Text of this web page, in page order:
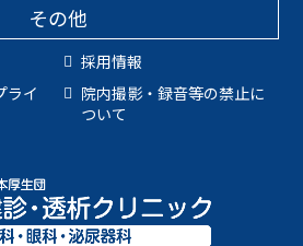
その他
採用情報
ライ
院内撮影・録音等の禁止に
ついて